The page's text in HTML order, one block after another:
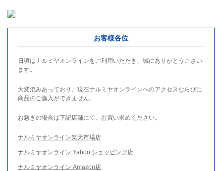
お客様各位
日頃はナルミヤオンラインをご利用いただき、誠にありがとうござい
ます。
大変混みあっており、現在ナルミヤオンラインへのアクセスならびに
商品のご購入ができません。
お急ぎの場合は下記店舗にて、お買い求めください。
ナルミヤオンライン楽天市場店
ナルミヤオンライン Yahoo!ショッピング店
ナルミヤオンライン Amazon店